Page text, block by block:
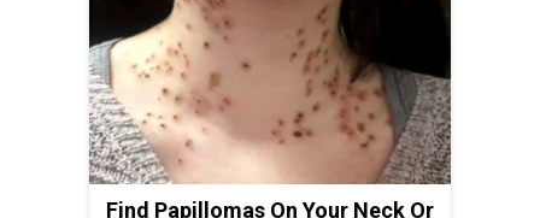
Find Papillomas On Your Neck Or